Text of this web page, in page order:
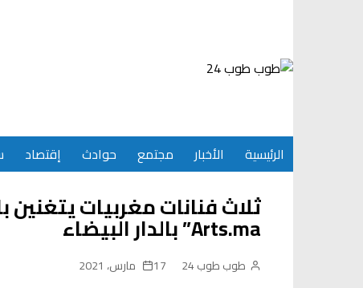
الرئيسية الأخبار مجتمع حوادث إقتصاد
Arts.ma” بالدار البيضاء‎
طوب طوب 24 17 مارس، 2021